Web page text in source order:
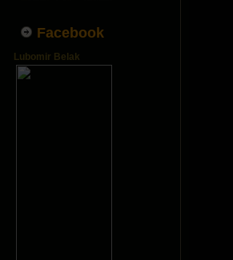
Facebook
Lubomir Belak